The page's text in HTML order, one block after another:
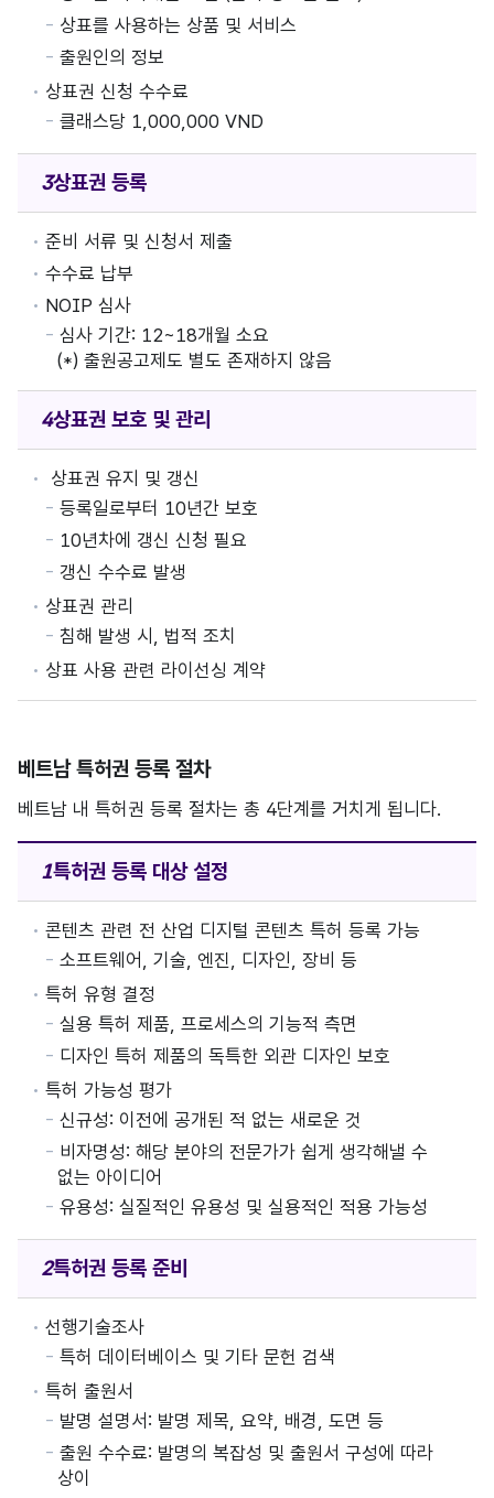
상표를 사용하는 상품 및 서비스
출원인의 정보
상표권 신청 수수료
클래스당 1,000,000 VND
상표권 등록
준비 서류 및 신청서 제출
수수료 납부
NOIP 심사
심사 기간: 12~18개월 소요
(*) 출원공고제도 별도 존재하지 않음
상표권 보호 및 관리
상표권 유지 및 갱신
등록일로부터 10년간 보호
10년차에 갱신 신청 필요
갱신 수수료 발생
상표권 관리
침해 발생 시, 법적 조치
상표 사용 관련 라이선싱 계약
베트남 특허권 등록 절차
베트남 내 특허권 등록 절차는 총 4단계를 거치게 됩니다.
특허권 등록 대상 설정
콘텐츠 관련 전 산업 디지털 콘텐츠 특허 등록 가능
소프트웨어, 기술, 엔진, 디자인, 장비 등
특허 유형 결정
실용 특허 제품, 프로세스의 기능적 측면
디자인 특허 제품의 독특한 외관 디자인 보호
특허 가능성 평가
신규성: 이전에 공개된 적 없는 새로운 것
비자명성: 해당 분야의 전문가가 쉽게 생각해낼 수
없는 아이디어
유용성: 실질적인 유용성 및 실용적인 적용 가능성
특허권 등록 준비
선행기술조사
특허 데이터베이스 및 기타 문헌 검색
특허 출원서
발명 설명서: 발명 제목, 요약, 배경, 도면 등
출원 수수료: 발명의 복잡성 및 출원서 구성에 따라
상이